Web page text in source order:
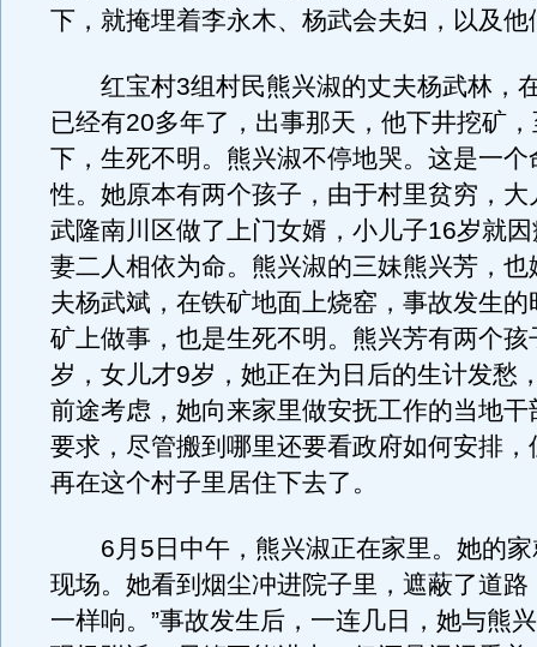
下，就掩埋着李永木、杨武会夫妇，以及他
红宝村3组村民熊兴淑的丈夫杨武林，
已经有20多年了，出事那天，他下井挖矿
下，生死不明。熊兴淑不停地哭。这是一个
性。她原本有两个孩子，由于村里贫穷，大
武隆南川区做了上门女婿，小儿子16岁就
妻二人相依为命。熊兴淑的三妹熊兴芳，也
夫杨武斌，在铁矿地面上烧窑，事故发生的
矿上做事，也是生死不明。熊兴芳有两个孩
岁，女儿才9岁，她正在为日后的生计发愁
前途考虑，她向来家里做安抚工作的当地干
要求，尽管搬到哪里还要看政府如何安排，
再在这个村子里居住下去了。
6月5日中午，熊兴淑正在家里。她的家
现场。她看到烟尘冲进院子里，遮蔽了道路
一样响。”事故发生后，一连几日，她与熊